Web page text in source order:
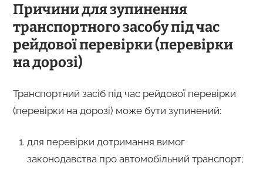
Причини для зупинення
транспортного засобу під час
рейдової перевірки (перевірки
на дорозі)
Транспортний засіб під час рейдової перевірки
(перевірки на дорозі) може бути зупинений:
для перевірки дотримання вимог
законодавства про автомобільний транспорт;